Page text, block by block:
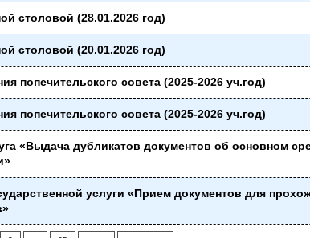
столовой (28.01.2026 год)
столовой (20.01.2026 год)
попечительского совета (2025-2026 уч.год)
попечительского совета (2025-2026 уч.год)
«Выдача дубликатов документов об основном
услуги «Прием документов для